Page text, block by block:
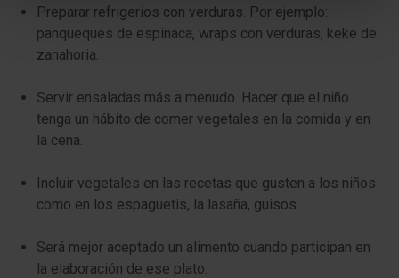
Preparar refrigerios con verduras. Por ejemplo:
panqueques de espinaca, wraps con verduras, keke de
zanahoria.
Servir ensaladas más a menudo. Hacer que el niño
tenga un hábito de comer vegetales en la comida y en
la cena.
Incluir vegetales en las recetas que gusten a los niños
como en los espaguetis, la lasaña, guisos.
Será mejor aceptado un alimento cuando participan en
la elaboración de ese plato.